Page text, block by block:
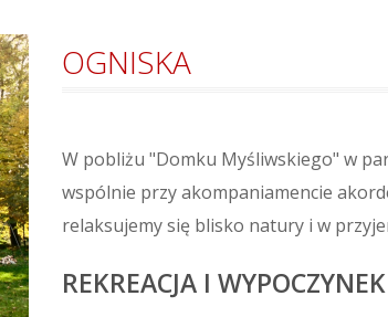
OGNISKA
W pobliżu "Domku Myśliwskiego" w
wspólnie przy akompaniamencie
relaksujemy się blisko natury i w
REKREACJA I WYPOCZYNEK